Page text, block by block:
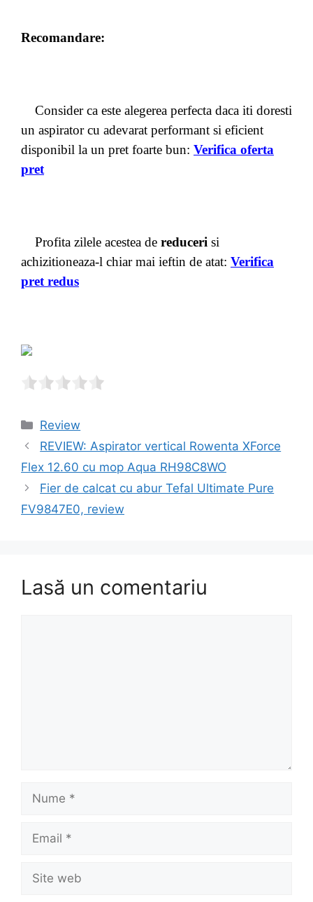
Recomandare:
Consider ca este alegerea perfecta daca iti doresti
un aspirator cu adevarat performant si eficient
disponibil la un pret foarte bun: Verifica oferta
pret
Profita zilele acestea de reduceri si
achizitioneaza-l chiar mai ieftin de atat: Verifica
pret redus
Categorii
Review
Navigare
în
REVIEW: Aspirator vertical Rowenta XForce
Flex 12.60 cu mop Aqua RH98C8WO
Fier de calcat cu abur Tefal Ultimate Pure
FV9847E0, review
Lasă un comentariu
Nume
Email
Site
web